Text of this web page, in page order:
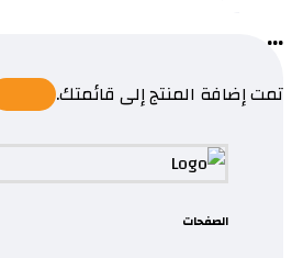
...
تمت إضافة المنتج إلى قائمتك.
الصفحات